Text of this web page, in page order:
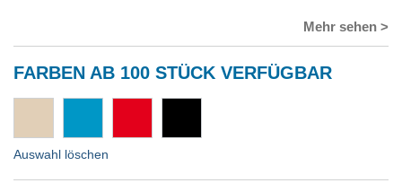
Mehr sehen >
FARBEN AB 100 STÜCK VERFÜGBAR
Auswahl löschen